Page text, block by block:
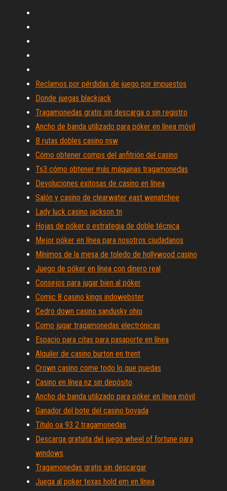
Reclamos por pérdidas de juego por impuestos
Donde juegas blackjack
Tragamonedas gratis sin descarga o sin registro
Ancho de banda utilizado para póker en línea móvil
B rutas dobles casino nsw
Cómo obtener comps del anfitrión del casino
Ts3 cómo obtener más máquinas tragamonedas
Devoluciones exitosas de casino en línea
Salón y casino de clearwater east wenatchee
Lady luck casino jackson tn
Hojas de póker o estrategia de doble técnica
Mejor póker en línea para nosotros ciudadanos
Mínimos de la mesa de toledo de hollywood casino
Juego de póker en línea con dinero real
Consejos para jugar bien al póker
Comic 8 casino kings indowebster
Cedro down casino sandusky ohio
Como jugar tragamonedas electrónicas
Espacio para citas para pasaporte en línea
Alquiler de casino burton en trent
Crown casino come todo lo que puedas
Casino en línea nz sin depósito
Ancho de banda utilizado para póker en línea móvil
Ganador del bote del casino bovada
Título oa 93 2 tragamonedas
Descarga gratuita del juego wheel of fortune para
windows
Tragamonedas gratis sin descargar
Juega al poker texas hold em en línea